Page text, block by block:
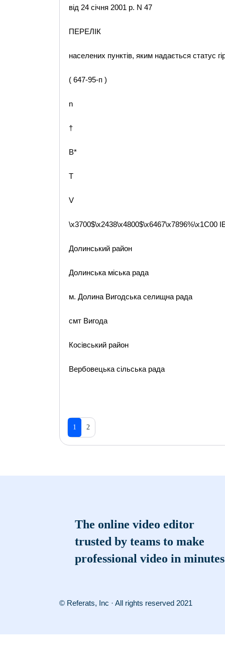
від 24 січня 2001 р. N 47
ПЕРЕЛІК
населених пунктів, яким надається статус
( 647-95-п )
n
†
B*
T
V
Долинський район
Долинська міська рада
м. Долина Вигодська селищна рада
смт Вигода
Косівський район
Вербовецька сільська рада
1 2
The online video editor
trusted by teams to make
professional video in minutes
© Referats, Inc · All rights reserved 2021